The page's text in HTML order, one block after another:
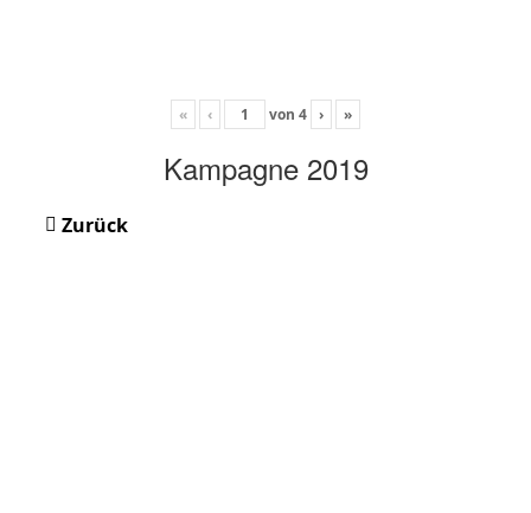
« ‹ von 4 › »
Kampagne 2019
Zurück